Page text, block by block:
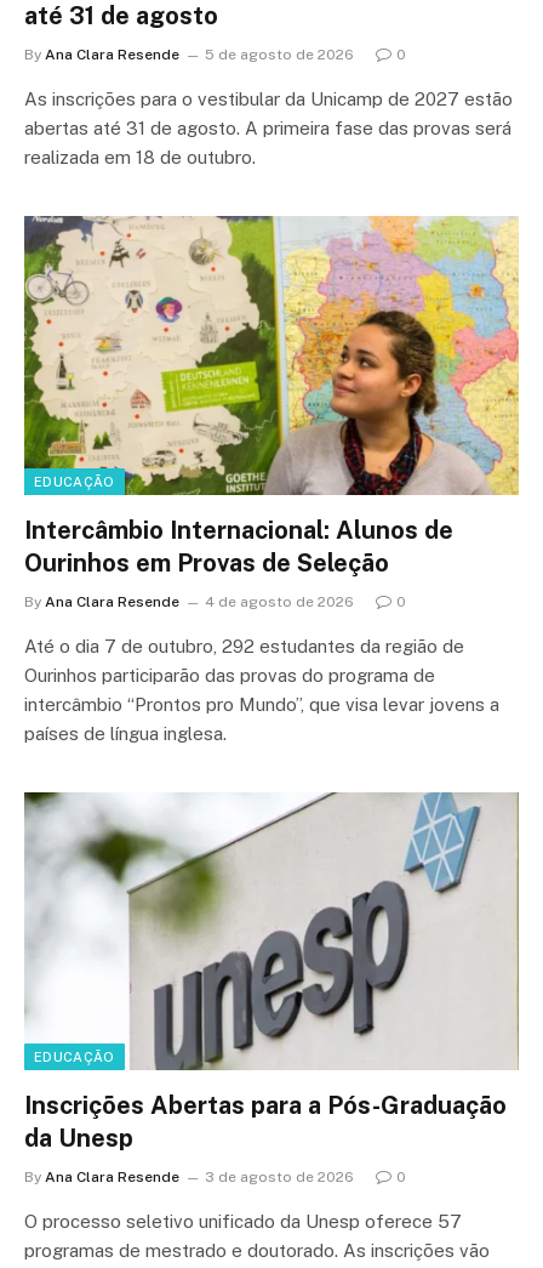
até 31 de agosto
By Ana Clara Resende 5 de agosto de 2026 0
As inscrições para o vestibular da Unicamp de 2027 estão
abertas até 31 de agosto. A primeira fase das provas será
realizada em 18 de outubro.
EDUCAÇÃO
Intercâmbio Internacional: Alunos de
Ourinhos em Provas de Seleção
By Ana Clara Resende 4 de agosto de 2026 0
Até o dia 7 de outubro, 292 estudantes da região de
Ourinhos participarão das provas do programa de
intercâmbio “Prontos pro Mundo”, que visa levar jovens a
países de língua inglesa.
EDUCAÇÃO
Inscrições Abertas para a Pós-Graduação
da Unesp
By Ana Clara Resende 3 de agosto de 2026 0
O processo seletivo unificado da Unesp oferece 57
programas de mestrado e doutorado. As inscrições vão